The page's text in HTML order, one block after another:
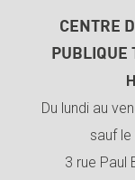
CENTRE
PUBLIQUE
Du lundi au
sauf
3 rue Paul